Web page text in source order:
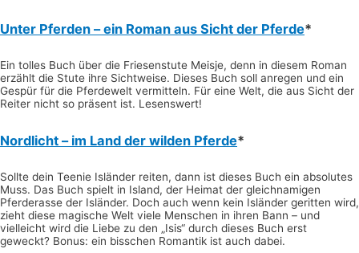
Unter Pferden – ein Roman aus Sicht der Pferde*
Ein tolles Buch über die Friesenstute Meisje, denn in diesem Roman
erzählt die Stute ihre Sichtweise. Dieses Buch soll anregen und ein
Gespür für die Pferdewelt vermitteln. Für eine Welt, die aus Sicht der
Reiter nicht so präsent ist. Lesenswert!
Nordlicht – im Land der wilden Pferde*
Sollte dein Teenie Isländer reiten, dann ist dieses Buch ein absolutes
Muss. Das Buch spielt in Island, der Heimat der gleichnamigen
Pferderasse der Isländer. Doch auch wenn kein Isländer geritten wird,
zieht diese magische Welt viele Menschen in ihren Bann – und
vielleicht wird die Liebe zu den „Isis“ durch dieses Buch erst
geweckt? Bonus: ein bisschen Romantik ist auch dabei.